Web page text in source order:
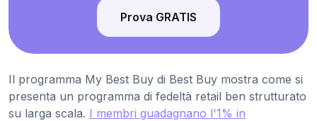
Prova GRATIS
Il programma My Best Buy di Best Buy mostra come si
presenta un programma di fedeltà retail ben strutturato
su larga scala. I membri guadagnano l'1% in